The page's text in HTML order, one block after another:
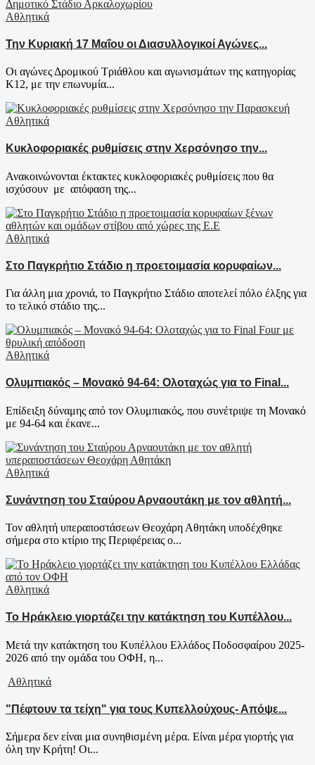
Αθλητικά
Την Κυριακή 17 Μαΐου οι Διασυλλογικοί Αγώνες...
Οι αγώνες Δρομικού Τριάθλου και αγωνισμάτων της κατηγορίας
Κ12, με την επωνυμία...
Αθλητικά
Κυκλοφοριακές ρυθμίσεις στην Χερσόνησο την...
Ανακοινώνονται έκτακτες κυκλοφοριακές ρυθμίσεις που θα
ισχύσουν με απόφαση της...
Αθλητικά
Στο Παγκρήτιο Στάδιο η προετοιμασία κορυφαίων...
Για άλλη μια χρονιά, το Παγκρήτιο Στάδιο αποτελεί πόλο έλξης για
το τελικό στάδιο της...
Αθλητικά
Ολυμπιακός – Μονακό 94-64: Ολοταχώς για το Final...
Επίδειξη δύναμης από τον Ολυμπιακός, που συνέτριψε τη Μονακό
με 94-64 και έκανε...
Αθλητικά
Συνάντηση του Σταύρου Αρναουτάκη με τον αθλητή...
Τον αθλητή υπεραποστάσεων Θεοχάρη Αθητάκη υποδέχθηκε
σήμερα στο κτίριο της Περιφέρειας ο...
Αθλητικά
Το Ηράκλειο γιορτάζει την κατάκτηση του Κυπέλλου...
Μετά την κατάκτηση του Κυπέλλου Ελλάδος Ποδοσφαίρου 2025-
2026 από την ομάδα του ΟΦΗ, η...
Αθλητικά
"Πέφτουν τα τείχη" για τους Κυπελλούχους- Απόψε...
Σήμερα δεν είναι μια συνηθισμένη μέρα. Είναι μέρα γιορτής για
όλη την Κρήτη! Οι...